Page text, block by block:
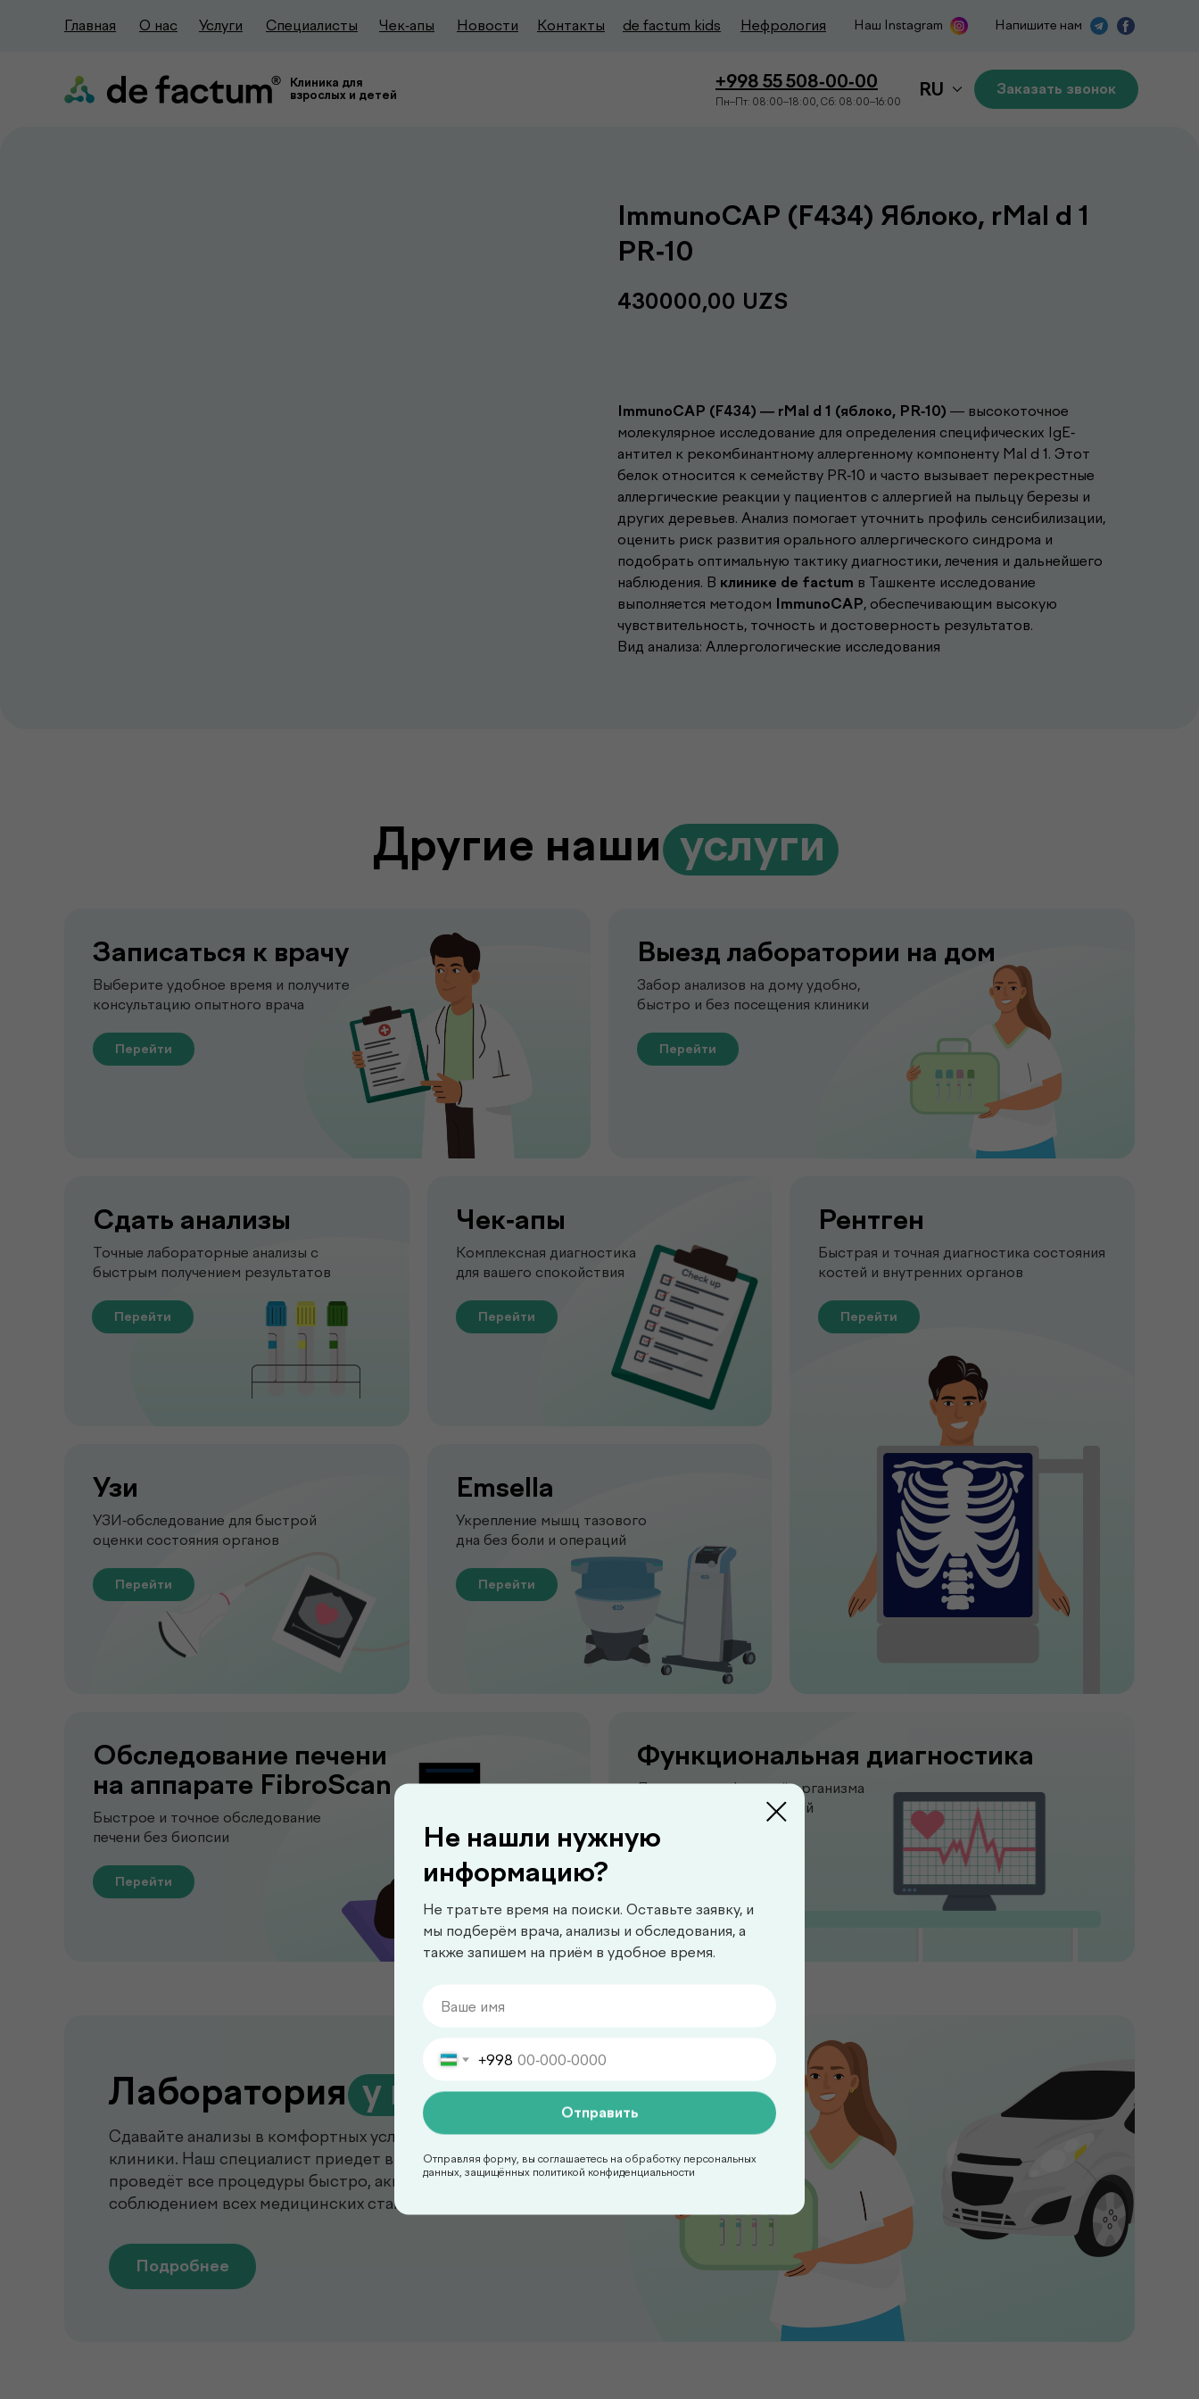
Главная О нас Услуги Специалисты Чек-апы Новости Контакты de factum kids Нефрология Наш Instagram Напишите нам
Клиника для
взрослых и детей
+998 55 508-00-00 RU Заказать звонок
Пн–Пт: 08:00–18:00, Сб: 08:00–16:00
ImmunoCAP (F434) Яблоко, rMal d 1
PR-10
430000,00 UZS
ImmunoCAP (F434) — rMal d 1 (яблоко, PR-10) — высокоточное
молекулярное исследование для определения специфических IgE-
антител к рекомбинантному аллергенному компоненту Mal d 1. Этот
белок относится к семейству PR-10 и часто вызывает перекрестные
аллергические реакции у пациентов с аллергией на пыльцу березы и
других деревьев. Анализ помогает уточнить профиль сенсибилизации,
оценить риск развития орального аллергического синдрома и
подобрать оптимальную тактику диагностики, лечения и дальнейшего
наблюдения. В клинике de factum в Ташкенте исследование
выполняется методом ImmunoCAP, обеспечивающим высокую
чувствительность, точность и достоверность результатов.
Вид анализа: Аллергологические исследования
Другие наши.услуги
Записаться к врачу
Выберите удобное время и получите
консультацию опытного врача
Сдать анализы
Точные лабораторные анализы с
быстрым получением результатов
Рентген
Быстрая и точная диагностика состояния
костей и внутренних органов
Чек-апы
Комплексная диагностика
для вашего спокойствия
Узи
УЗИ-обследование для быстрой
оценки состояния органов
Emsella
Укрепление мышц тазового
дна без боли и операций
Выезд лаборатории на дом
Забор анализов на дому удобно,
быстро и без посещения клиники
Обследование печени
на аппарате FibroScan
Быстрое и точное обследование
печени без биопсии
Сдавайте анализы в комфортных условиях без посещения
клиники. Наш специалист приедет в удобное для вас время,
проведёт все процедуры быстро, аккуратно и с
соблюдением всех медицинских стандартов.
Функциональная диагностика
Диагностика функций организма
для выявления нарушений
Подробнее
Лаборатория.у вас дома
Перейти
Перейти
Перейти
Перейти
Перейти Перейти
Перейти
Перейти
Не нашли нужную
информацию?
Не тратьте время на поиски. Оставьте заявку, и
мы подберём врача, анализы и обследования, а
также запишем на приём в удобное время.
+998
Отправить
Отправляя форму, вы соглашаетесь на обработку персональных
данных, защищённых политикой конфиденциальности